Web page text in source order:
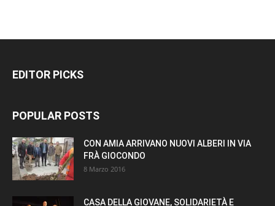
EDITOR PICKS
POPULAR POSTS
CON AMIA ARRIVANO NUOVI ALBERI IN VIA
FRÀ GIOCONDO
8 Marzo 2016
CASA DELLA GIOVANE, SOLIDARIETÀ E